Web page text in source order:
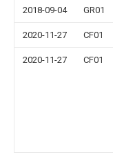
2018-09-04 GR01
2020-11-27 CF01
2020-11-27 CF01